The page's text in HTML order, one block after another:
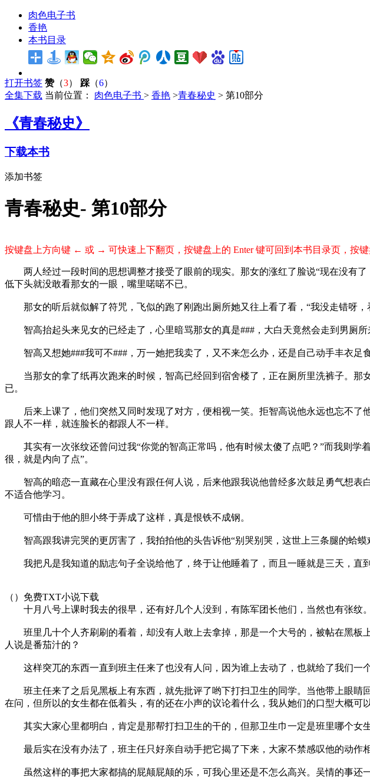
肉色电子书
香艳
本书目录
打开书签 赞（3） 踩 （6）
全集下载 当前位置： 肉色电子书 > 香艳 >青春秘史 > 第10部分
《青春秘史》
下载本书
添加书签
青春秘史- 第10部分
按键盘上方向键 ← 或 → 可快速上下翻页，按键盘上的 Enter 键可回到本书目录页，按键
两人经过一段时间的思想调整才接受了眼前的现实。那女的涨红了脸说“现在没有了
低下头就没敢看那女的一眼，嘴里喏喏不已。
那女的听后就似解了符咒，飞似的跑了刚跑出厕所她又往上看了看，“我没走错呀，
智高抬起头来见女的已经走了，心里暗骂那女的真是###，大白天竟然会走到男厕所
智高又想她###我可不###，万一她把我卖了，又不来怎么办，还是自己动手丰衣足食
当那女的拿了纸再次跑来的时候，智高已经回到宿舍楼了，正在厕所里洗裤子。那
已。
后来上课了，他们突然又同时发现了对方，便相视一笑。拒智高说他永远也忘不了
跟人不一样，就连脸长的都跟人不一样。
其实有一次张纹还曾问过我“你觉的智高正常吗，他有时候太傻了点吧？”而我则学
很，就是内向了点”。
智高的暗恋一直藏在心里没有跟任何人说，后来他跟我说他曾经多次鼓足勇气想表
不适合他学习。
可惜由于他的胆小终于弄成了这样，真是恨铁不成钢。
智高跟我讲完哭的更厉害了，我拍拍他的头告诉他“别哭别哭，这世上三条腿的蛤
我把凡是我知道的励志句子全说给他了，终于让他睡着了，而且一睡就是三天，直
（）免费TXT小说下载
十月八号上课时我去的很早，还有好几个人没到，有陈军团长他们，当然也有张纹
班里几十个人齐刷刷的看着，却没有人敢上去拿掉，那是一个大号的，被帖在黑板
人说是番茄汁的？
这样突兀的东西一直到班主任来了也没有人问，因为谁上去动了，也就给了我们一
班主任来了之后见黑板上有东西，就先批评了哟下打扫卫生的同学。当他带上眼睛
在问，但所以的女生都在低着头，有的还在小声的议论着什么，我从她们的口型大概可
其实大家心里都明白，肯定是那帮打扫卫生的干的，但那卫生巾一定是班里哪个女生
最后实在没有办法了，班主任只好亲自动手把它揭了下来，大家不禁感叹他的动作
虽然这样的事把大家都搞的屁颠屁颠的乐，可我心里还是不怎么高兴。吴情的事还